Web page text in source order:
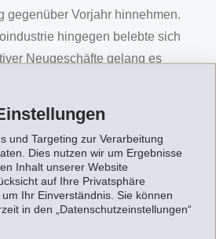
und Targeting zur Verarbeitung
Dies nutzen wir um Ergebnisse
Inhalt unserer Website
auf Ihre Privatsphäre
Ihr Einverständnis. Sie können
in den „Datenschutzeinstellungen“
gegenüber Vorjahr hinnehmen.
hingegen belebte sich
Neugeschäfte gelang es
Versorgungsengpässe die
bei Kunden unumgänglich
Harvey das Zentrum der
was zu bedeutenden
und Knappheit in den